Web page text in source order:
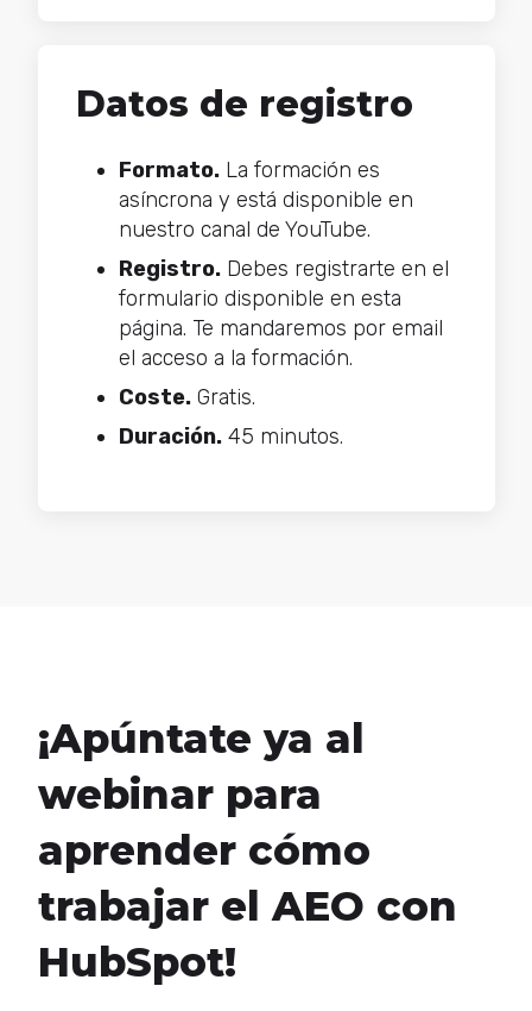
Datos de registro
Formato.La formación es
asíncrona y está disponible en
nuestro canal de YouTube.
Registro.Debes registrarte en el
formulario disponible en esta
página. Te mandaremos por email
el acceso a la formación.
Coste.Gratis.
Duración.45 minutos.
¡Apúntate ya al
webinar para
aprender cómo
trabajar el AEO con
HubSpot!